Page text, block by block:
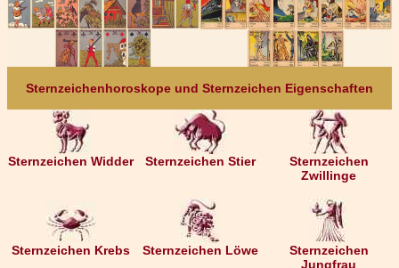
Sternzeichenhoroskope und Sternzeichen Eigenschaften
Sternzeichen Widder Sternzeichen Stier
Sternzeichen
Zwillinge
Sternzeichen Krebs Sternzeichen Löwe
Sternzeichen
Jungfrau